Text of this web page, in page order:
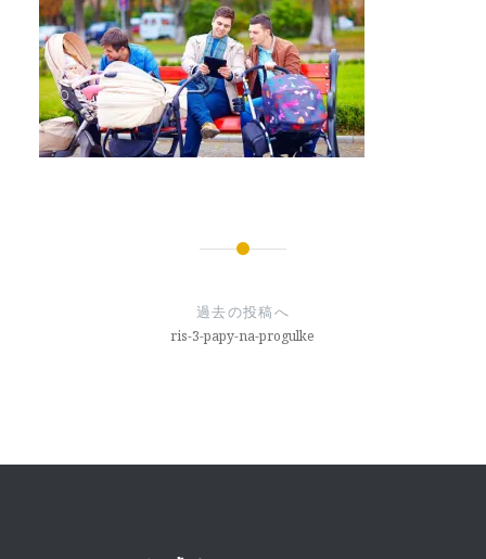
ー
過去の投稿へ
ris-3-papy-na-progulke